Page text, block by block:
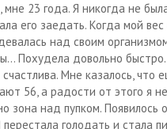
23 года. Я никогда не
его заедать. Когда мой
над своим
Похудела довольно
Мне казалось, что
56, а радости от этого я
зона над пупком. Появилось
голодать и стала